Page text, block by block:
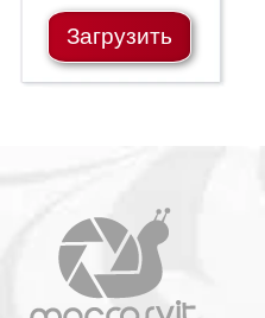
Загрузить